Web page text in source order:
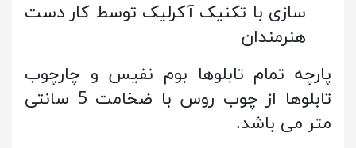
سازی با تکنیک آکرلیک توسط کار دست
هنرمندان
پارچه تمام تابلوها بوم نفیس و چارچوب
تابلوها از چوب روس با ضخامت 5 سانتی
متر می باشد.